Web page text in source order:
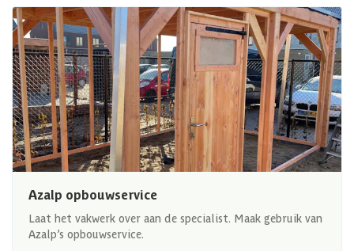
Azalp opbouwservice
Laat het vakwerk over aan de specialist. Maak gebruik van
Azalp’s opbouwservice.